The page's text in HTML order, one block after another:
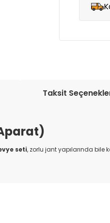
Taksit
seti, zorlu jant yapılarında bile